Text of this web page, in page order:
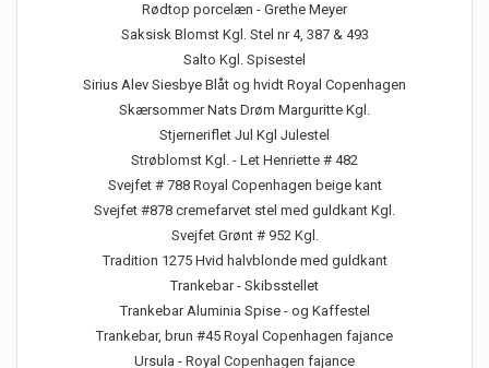
Rødtop porcelæn - Grethe Meyer
Saksisk Blomst Kgl. Stel nr 4, 387 & 493
Salto Kgl. Spisestel
Sirius Alev Siesbye Blåt og hvidt Royal Copenhagen
Skærsommer Nats Drøm Marguritte Kgl.
Stjerneriflet Jul Kgl Julestel
Strøblomst Kgl. - Let Henriette # 482
Svejfet # 788 Royal Copenhagen beige kant
Svejfet #878 cremefarvet stel med guldkant Kgl.
Svejfet Grønt # 952 Kgl.
Tradition 1275 Hvid halvblonde med guldkant
Trankebar - Skibsstellet
Trankebar Aluminia Spise - og Kaffestel
Trankebar, brun #45 Royal Copenhagen fajance
Ursula - Royal Copenhagen fajance